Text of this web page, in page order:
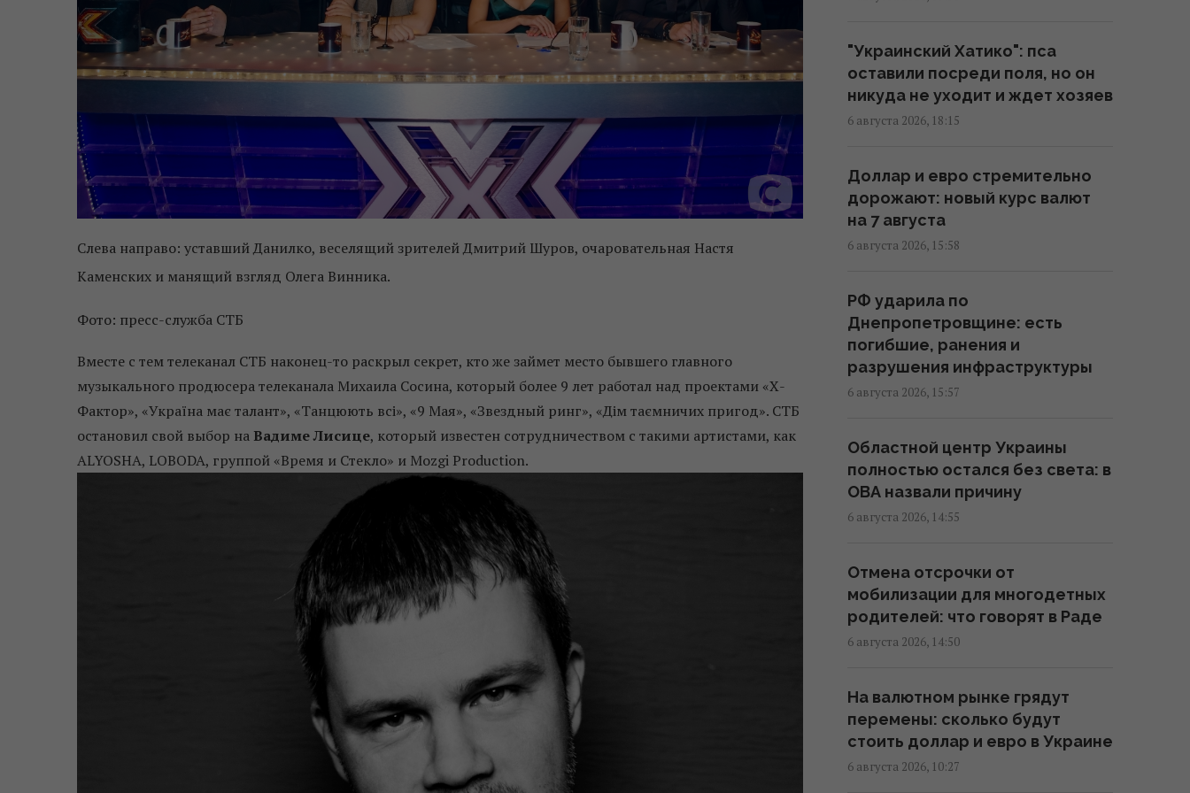
Слева направо: уставший Данилко, веселящий зрителей Дмитрий Шуров, очаровательная Настя
Каменских и манящий взгляд Олега Винника.
Фото: пресс-служба СТБ
Вместе с тем телеканал СТБ наконец-то раскрыл секрет, кто же займет место бывшего главного
музыкального продюсера телеканала Михаила Сосина, который более 9 лет работал над проектами «Х-
Фактор», «Україна має талант», «Танцюють всі», «9 Мая», «Звездный ринг», «Дім таємничих пригод». СТБ
остановил свой выбор на Вадиме Лисице, который известен сотрудничеством с такими артистами, как
ALYOSHA, LOBODA, группой «Время и Стекло» и Mozgi Production.
формирования боевых
подразделений, - ISW
08:24 пятница, 07 августа 2026
когда можно ставить без
согласия соседей, а когда
нельзя
07:50 пятница, 07 августа 2026
"Это просто сафари": жители
Запорожья рассказали Reuters
об охоте российских дронов
07:46 пятница, 07 августа 2026
улетучился, перелома в войне
нет, – немецкий эксперт
05:25 пятница, 07 августа 2026
какую сумму страны НАТО
выделят Украине военную
помощь
02:52 пятница, 07 августа 2026
Корецкий объявил об
увеличении заработной платы
педагогов с 1 сентября
22:53 четверг, 06 августа 2026
"Украинский Хатико": пса
оставили посреди поля, но он
никуда не уходит и ждет хозяев
6 августа 2026, 18:15
Доллар и евро стремительно
дорожают: новый курс валют
на 7 августа
6 августа 2026, 15:58
РФ ударила по
Днепропетровщине: есть
погибшие, ранения и
разрушения инфраструктуры
6 августа 2026, 15:57
Областной центр Украины
полностью остался без света: в
ОВА назвали причину
6 августа 2026, 14:55
Отмена отсрочки от
мобилизации для многодетных
родителей: что говорят в Раде
6 августа 2026, 14:50
На валютном рынке грядут
перемены: сколько будут
стоить доллар и евро в Украине
6 августа 2026, 10:27